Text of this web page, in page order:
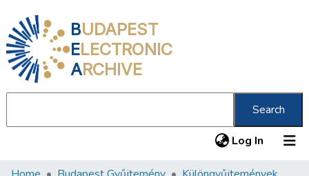
BUDAPEST
ELECTRONIC
ARCHIVE
Search
Log In (current)